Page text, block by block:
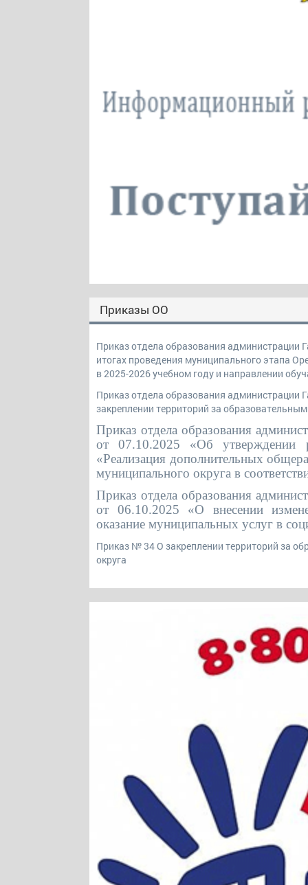
Приказы ОО
Приказ отдела образования администрации
итогах проведения муниципального этапа
в 2025-2026 учебном году и направлении
Приказ отдела образования администрации
закреплении территорий за
Приказ отдела образования
от 07.10.2025 «Об утверждении
«Реализация дополнительных
муниципального округа в
Приказ отдела образования
от 06.10.2025 «О внесении
оказание муниципальных услуг в
Приказ № 34 О закреплении территорий за
округа